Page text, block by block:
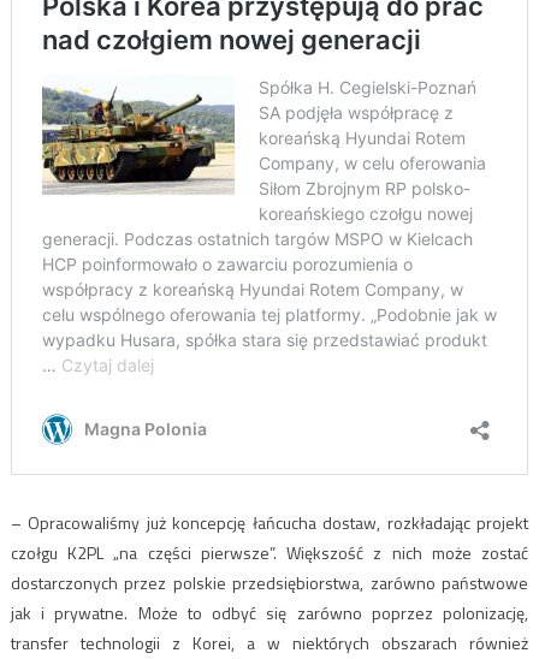
– Opracowaliśmy już koncepcję łańcucha dostaw, rozkładając projekt
czołgu K2PL „na części pierwsze”. Większość z nich może zostać
dostarczonych przez polskie przedsiębiorstwa, zarówno państwowe
jak i prywatne. Może to odbyć się zarówno poprzez polonizację,
transfer technologii z Korei, a w niektórych obszarach również